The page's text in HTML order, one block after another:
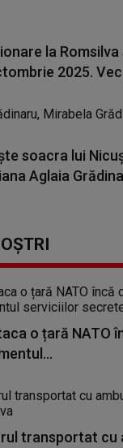
la Romsilva
2025.
soacra lui
Aglaia
o țară NATO
transportat cu